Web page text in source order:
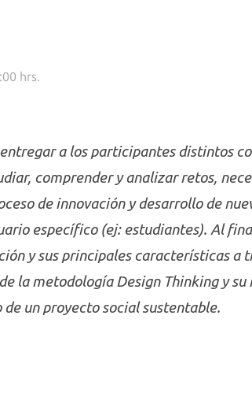
hrs.
a los participantes distintos
comprender y analizar retos,
de innovación y desarrollo de
específico (ej: estudiantes). Al
y sus principales características a
la metodología Design Thinking y
un proyecto social sustentable.